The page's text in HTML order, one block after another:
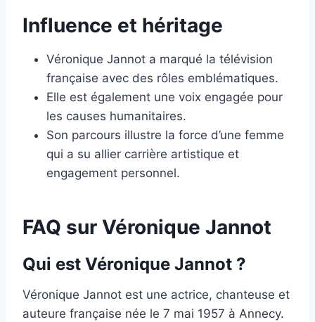
Influence et héritage
Véronique Jannot a marqué la télévision
française avec des rôles emblématiques.
Elle est également une voix engagée pour
les causes humanitaires.
Son parcours illustre la force d’une femme
qui a su allier carrière artistique et
engagement personnel.
FAQ sur Véronique Jannot
Qui est Véronique Jannot ?
Véronique Jannot est une actrice, chanteuse et
auteure française née le 7 mai 1957 à Annecy.